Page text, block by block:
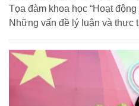
Tọa đàm khoa học “Hoạt
Những vấn đề lý luận và thực
thuật hình sự khóa D46 tại
Nội (sau đây gọi tắt là Trung